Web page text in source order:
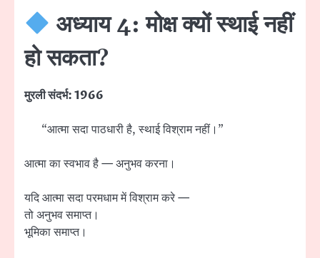
अध्याय 4: मोक्ष क्यों स्थाई नहीं
हो सकता?
मुरली संदर्भ: 1966
“आत्मा सदा पाठधारी है, स्थाई विश्राम नहीं।”
आत्मा का स्वभाव है — अनुभव करना।
यदि आत्मा सदा परमधाम में विश्राम करे —
तो अनुभव समाप्त।
भूमिका समाप्त।